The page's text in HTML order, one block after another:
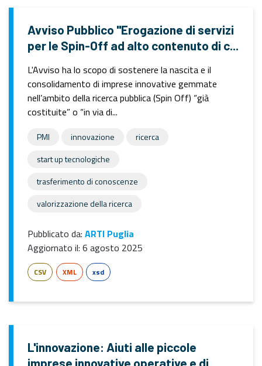
Avviso Pubblico "Erogazione di servizi
per le Spin-Off ad alto contenuto di c...
L'Avviso ha lo scopo di sostenere la nascita e il
consolidamento di imprese innovative gemmate
nell’ambito della ricerca pubblica (Spin Off) “già
costituite” o “in via di...
PMI innovazione
ricerca
start up tecnologiche
trasferimento di conoscenze
valorizzazione della ricerca
Pubblicato da: ARTI Puglia
Aggiornato il: 6 agosto 2025
CSV XML xsd
L'innovazione: Aiuti alle piccole
imprese innovative operative e di